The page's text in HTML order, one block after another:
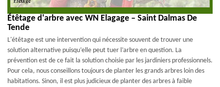
Étêtage d'arbre avec WN Elagage – Saint Dalmas De
Tende
L'étêtage est une intervention qui nécessite souvent de trouver une
solution alternative puisqu’elle peut tuer l’arbre en question. La
prévention est de ce fait la solution choisie par les jardiniers professionnels.
Pour cela, nous conseillons toujours de planter les grands arbres loin des
habitations. Sinon, il est plus judicieux de planter des arbres à faible